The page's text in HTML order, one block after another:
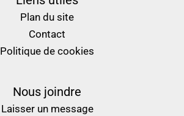
Plan du site
Contact
Politique de cookies
Nous joindre
Laisser un message